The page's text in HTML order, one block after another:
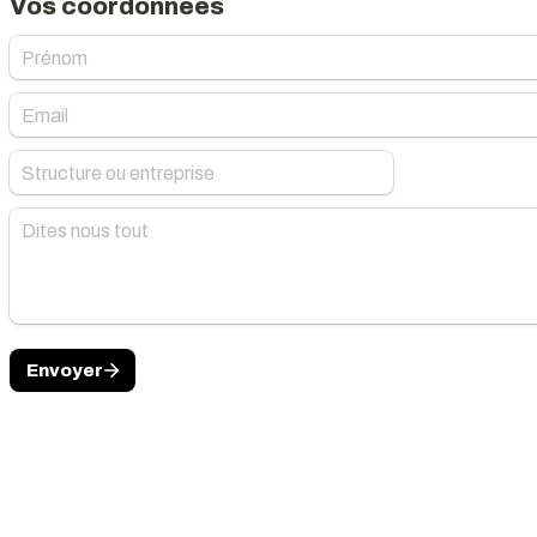
Vos coordonnées
Envoyer